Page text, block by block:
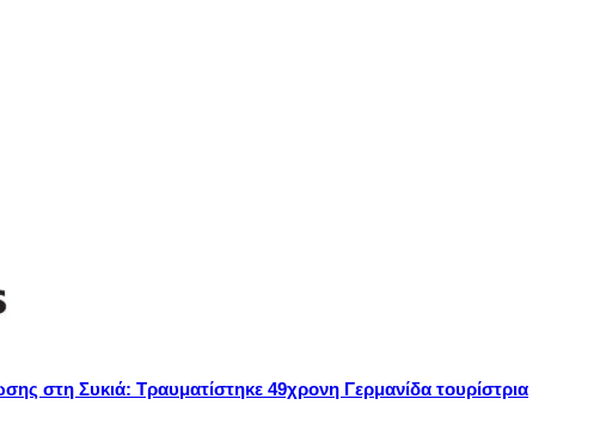
στη Συκιά: Τραυματίστηκε 49χρονη Γερμανίδα τουρίστρια